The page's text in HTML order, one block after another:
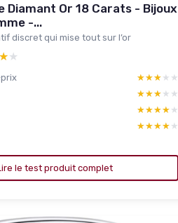
Diamant Or 18 Carats - Bijoux
-...
discret qui mise tout sur l’or
★★★★★
★★★★★
★★★★★
★★★★★
★★★★★
★★★★★
★★★★★
★★★★★
le test produit complet